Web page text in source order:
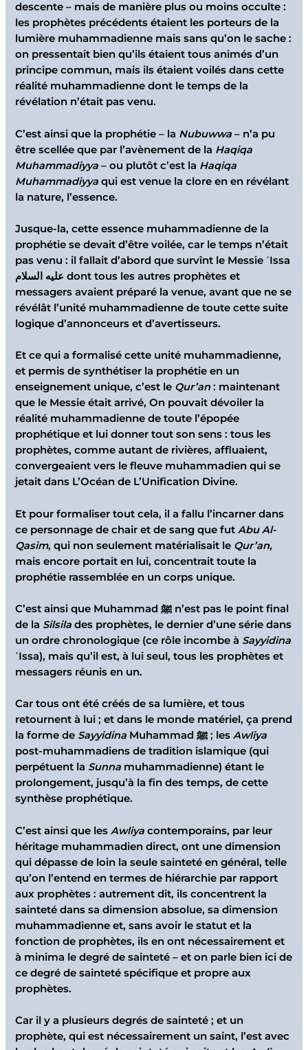
descente – mais de manière plus ou moins occulte :
les prophètes précédents étaient les porteurs de la
lumière muhammadienne mais sans qu’on le sache :
on pressentait bien qu’ils étaient tous animés d’un
principe commun, mais ils étaient voilés dans cette
réalité muhammadienne dont le temps de la
révélation n’était pas venu.
C’est ainsi que la prophétie – la Nubuwwa – n’a pu
être scellée que par l’avènement de la Haqiqa
Muhammadiyya – ou plutôt c’est la Haqiqa
Muhammadiyya qui est venue la clore en en révélant
la nature, l’essence.
Jusque-la, cette essence muhammadienne de la
prophétie se devait d’être voilée, car le temps n’était
pas venu : il fallait d’abord que survînt le Messie ʿIssa
عليه السلام dont tous les autres prophètes et
messagers avaient préparé la venue, avant que ne se
révélât l’unité muhammadienne de toute cette suite
logique d’annonceurs et d’avertisseurs.
Et ce qui a formalisé cette unité muhammadienne,
et permis de synthétiser la prophétie en un
enseignement unique, c’est le Qur’an : maintenant
que le Messie était arrivé, On pouvait dévoiler la
réalité muhammadienne de toute l’épopée
prophétique et lui donner tout son sens : tous les
prophètes, comme autant de rivières, affluaient,
convergeaient vers le fleuve muhammadien qui se
jetait dans L’Océan de L’Unification Divine.
Et pour formaliser tout cela, il a fallu l’incarner dans
ce personnage de chair et de sang que futAbu Al-
Qasim, qui non seulement matérialisait le Qur’an,
mais encore portait en lui, concentrait toute la
prophétie rassemblée en un corps unique.
C’est ainsi que Muhammad ﷺ n’est pas le point final
de la Silsila des prophètes, le dernier d’une série dans
un ordre chronologique (ce rôle incombe à Sayyidina
ʿIssa), mais qu’il est, à lui seul, tous les prophètes et
messagers réunis en un.
Car tous ont été créés de sa lumière, et tous
retournent à lui ; et dans le monde matériel, ça prend
la forme de Sayyidina Muhammad ﷺ ; lesAwliya
post-muhammadiens de tradition islamique (qui
perpétuent la Sunna muhammadienne) étant le
prolongement, jusqu’à la fin des temps, de cette
synthèse prophétique.
C’est ainsi que lesAwliya contemporains, par leur
héritage muhammadien direct, ont une dimension
qui dépasse de loin la seule sainteté en général, telle
qu’on l’entend en termes de hiérarchie par rapport
aux prophètes : autrement dit, ils concentrent la
sainteté dans sa dimension absolue, sa dimension
muhammadienne et, sans avoir le statut et la
fonction de prophètes, ils en ont nécessairement et
à minima le degré de sainteté – et on parle bien ici de
ce degré de sainteté spécifique et propre aux
prophètes.
Car il y a plusieurs degrés de sainteté ; et un
prophète, qui est nécessairement un saint, l’est avec